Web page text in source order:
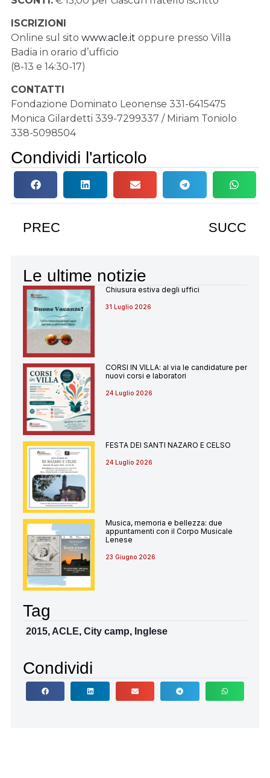
ISCRIZIONI
Online sul sito www.acle.it oppure presso Villa
Badia in orario d’ufficio
(8-13 e 14:30-17)
CONTATTI
Fondazione Dominato Leonense 331-6415475
Monica Gilardetti 339-7299337 / Miriam Toniolo
338-5098504
Condividi l'articolo
PREC SUCC
Le ultime notizie
Chiusura estiva degli uffici
31 Luglio 2026
CORSI IN VILLA: al via le candidature per
nuovi corsi e laboratori
24 Luglio 2026
FESTA DEI SANTI NAZARO E CELSO
24 Luglio 2026
Musica, memoria e bellezza: due
appuntamenti con il Corpo Musicale
Lenese
23 Giugno 2026
Tag
2015, ACLE, City camp, Inglese
Condividi